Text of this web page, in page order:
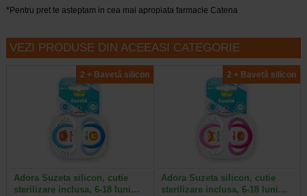
*Pentru pret te asteptam in cea mai apropiata farmacie Catena
VEZI PRODUSE DIN ACEEASI CATEGORIE
2 + Bavetă silicon
Adora Suzeta silicon, cutie
sterilizare inclusa, 6-18 luni…
2 + Bavetă silicon
Adora Suzeta silicon, cutie
sterilizare inclusa, 6-18 luni…